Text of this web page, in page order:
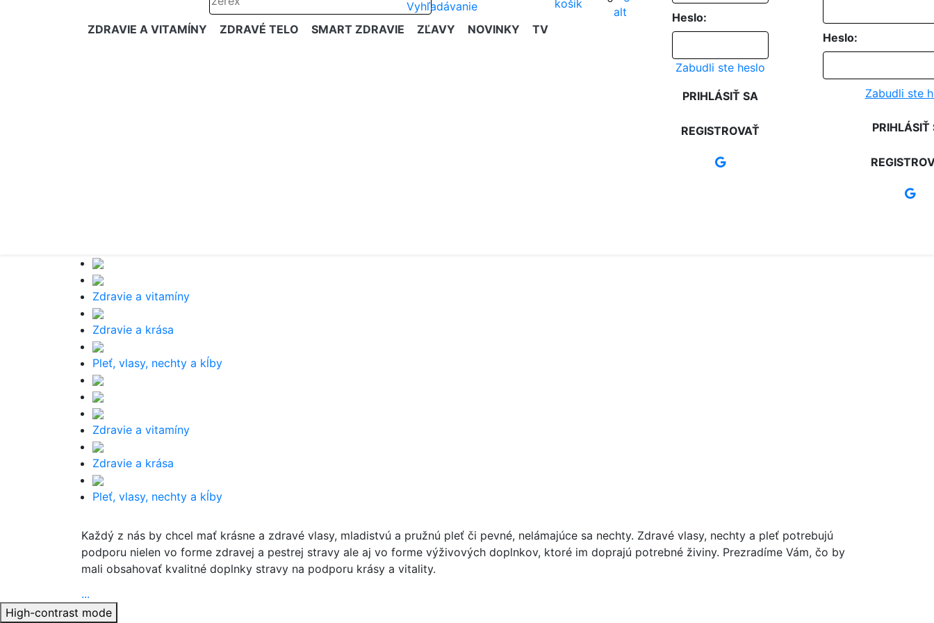
ZDRAVIE A VITAMÍNY ZDRAVÉ TELO SMART ZDRAVIE ZĽAVY NOVINKY TV
Heslo:
Zabudli ste heslo
PRIHLÁSIŤ SA
REGISTROVAŤ
Heslo:
Zabudli ste
PRIHLÁSIŤ
Zdravie a vitamíny
Zdravie a krása
Pleť, vlasy, nechty a kĺby
Zdravie a vitamíny
Zdravie a krása
Pleť, vlasy, nechty a kĺby
Každý z nás by chcel mať krásne a zdravé vlasy, mladistvú a pružnú pleť či pevné, nelámajúce sa nechty. Zdravé vlasy, nechty a pleť potrebujú
podporu nielen vo forme zdravej a pestrej stravy ale aj vo forme výživových doplnkov, ktoré im doprajú potrebné živiny. Prezradíme Vám, čo by
mali obsahovať kvalitné doplnky stravy na podporu krásy a vitality.
Pleť, vlasy a nechty
...
High-contrast mode